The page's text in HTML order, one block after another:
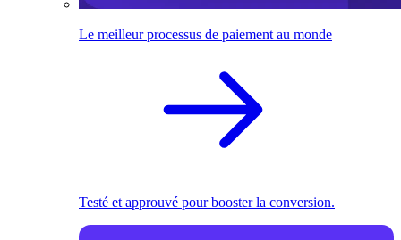
Le meilleur processus de paiement au monde
Testé et approuvé pour booster la conversion.